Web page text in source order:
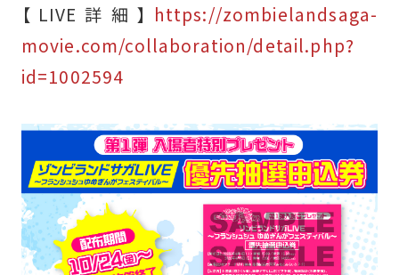
【LIVE詳細】 https://zombielandsaga-
movie.com/collaboration/detail.php?
id=1002594